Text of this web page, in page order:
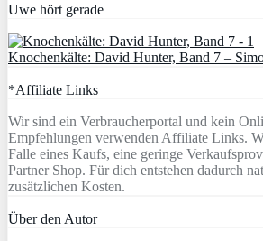
Uwe hört gerade
Knochenkälte: David Hunter, Band 7 –
*Affiliate Links
Wir sind ein Verbraucherportal und kein
Empfehlungen verwenden Affiliate Links.
Falle eines Kaufs, eine geringe
Partner Shop. Für dich entstehen dadurch
zusätzlichen Kosten.
Über den Autor